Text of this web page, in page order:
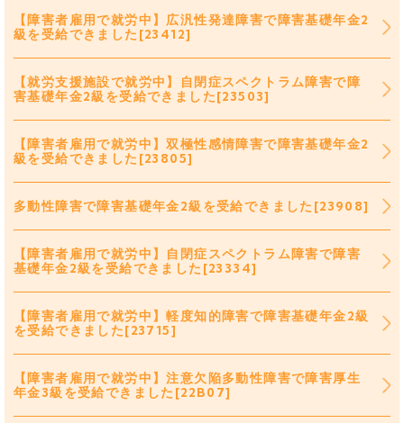
【障害者雇用で就労中】広汎性発達障害で障害基礎年金2
級を受給できました[23412]
【就労支援施設で就労中】自閉症スペクトラム障害で障
害基礎年金2級を受給できました[23503]
【障害者雇用で就労中】双極性感情障害で障害基礎年金2
級を受給できました[23805]
多動性障害で障害基礎年金2級を受給できました[23908]
【障害者雇用で就労中】自閉症スペクトラム障害で障害
基礎年金2級を受給できました[23334]
【障害者雇用で就労中】軽度知的障害で障害基礎年金2級
を受給できました[23715]
【障害者雇用で就労中】注意欠陥多動性障害で障害厚生
年金3級を受給できました[22B07]